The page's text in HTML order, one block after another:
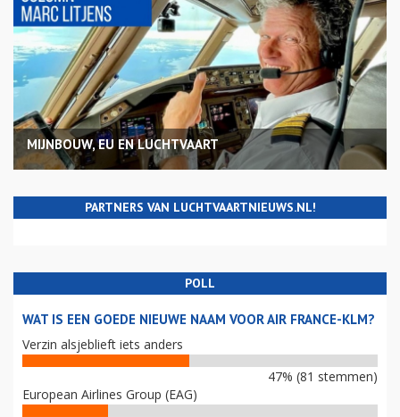
MIJNBOUW, EU EN LUCHTVAART
PARTNERS VAN LUCHTVAARTNIEUWS.NL!
POLL
WAT IS EEN GOEDE NIEUWE NAAM VOOR AIR FRANCE-KLM?
Verzin alsjeblieft iets anders
47% (81 stemmen)
European Airlines Group (EAG)